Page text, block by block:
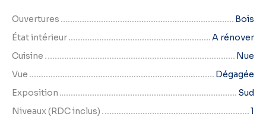
Ouvertures
Bois
État intérieur
A rénover
Cuisine
Nue
Vue
Dégagée
Exposition
Sud
Niveaux (RDC inclus)
1